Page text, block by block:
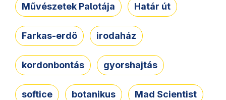
Művészetek Palotája Határ út
Farkas-erdő irodaház
kordonbontás gyorshajtás
softice botanikus Mad Scientist